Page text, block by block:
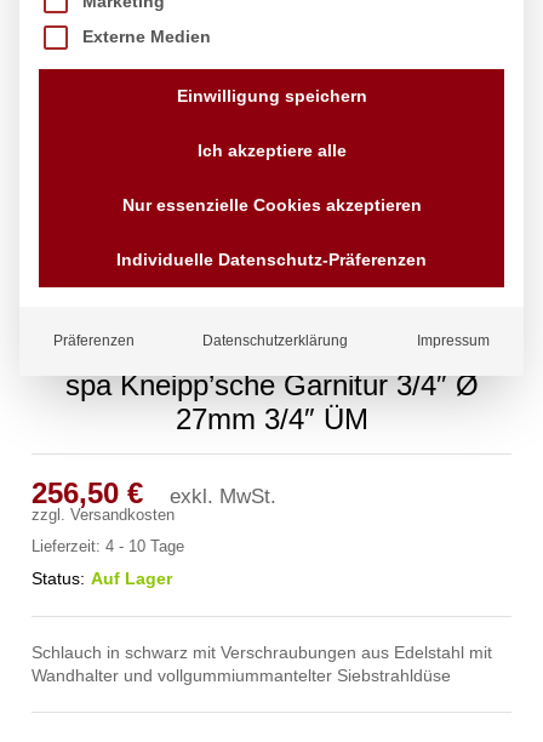
spa Kneipp’sche Garnitur 3/4″ Ø
27mm 3/4″ ÜM
256,50€ exkl. MwSt.
zzgl.Versandkosten
Lieferzeit:4 - 10 Tage
Status: Auf Lager
Schlauch in schwarz mit Verschraubungen aus Edelstahl mit
Wandhalter und vollgummiummantelter Siebstrahldüse
Externe Medien
Einwilligung speichern
Ich akzeptiere alle
Nur essenzielle Cookies akzeptieren
Individuelle Datenschutz-Präferenzen
Präferenzen Datenschutzerklärung Impressum